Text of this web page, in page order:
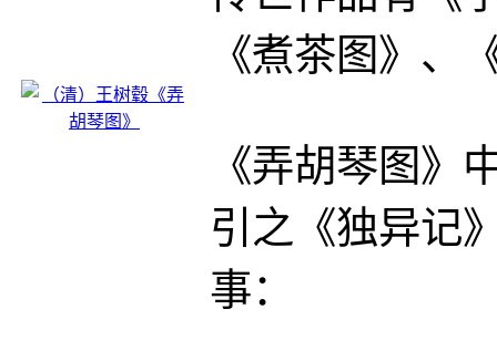
《煮茶图》、
《弄胡琴图》
引之《独异记
事：